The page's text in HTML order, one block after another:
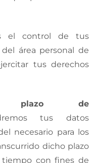
el control de tus
área personal de
tus derechos
plazo de
tus datos
necesario para los
dicho plazo
con fines de